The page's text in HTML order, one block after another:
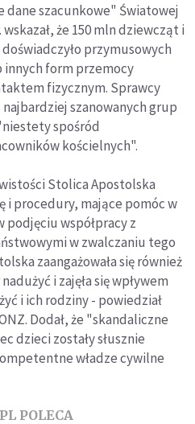
dane szacunkowe" Światowej
że 150 mln dziewcząt i
przymusowych
form przemocy
fizycznym. Sprawcy
szanowanych grup
spośród
kościelnych".
Stolica Apostolska
i procedury, mające pomóc w
współpracy z
w zwalczaniu tego
zaangażowała się również
i zajęła się wpływem
i ich rodziny - powiedział
Dodał, że "skandaliczne
dzieci zostały słusznie
władze cywilne
POLECA